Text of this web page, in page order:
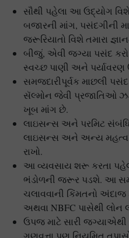
સૌથી પહેલા આ ઉદ્યોગ
બજારની માંગ, પસંદગીની
જરૂરિયાતો વિશે તમારા
બીજું, એવી જગ્યા પસંદ
સ્વચ્છ પાણી અને
સમજદારીપૂર્વક માછલી
સૅલ્મોન જેવી પ્રજાતિઓ
ખૂબ માંગ છે.
લાઇસન્સ અને પરમિટ
લાઇસન્સ અને અન્ય
રાખો.
આ વ્યવસાય શરૂ કરતા
ભંડોળની જરૂર પડશે. આ
ચલાવવાની કિંમતનો
અથવા NBFC પાસેથી લોન
ઉપજ માટે સારી જગ્યાએથી
ગુણવત્તા પણ નિયમિત